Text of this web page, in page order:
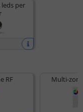
per
RF Multi-